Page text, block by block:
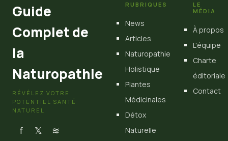
Guide
Complet de
la
Naturopathie
RÉVÉLEZ VOTRE
POTENTIEL SANTÉ
NATUREL
f 𝕏 ≋
RUBRIQUES
News
Articles
Naturopathie
Holistique
Plantes
Médicinales
Détox
Naturelle
LE
MÉDIA
À propos
L'équipe
Charte
éditoriale
Contact